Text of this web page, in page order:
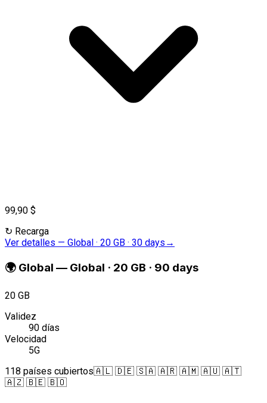
99,90 $
↻ Recarga
Ver detalles — Global · 20 GB · 30 days →
🌍 Global — Global · 20 GB · 90 days
20 GB
Validez
90 días
Velocidad
5G
118 países cubiertos🇦🇱 🇩🇪 🇸🇦 🇦🇷 🇦🇲 🇦🇺 🇦🇹
🇦🇿 🇧🇪 🇧🇴